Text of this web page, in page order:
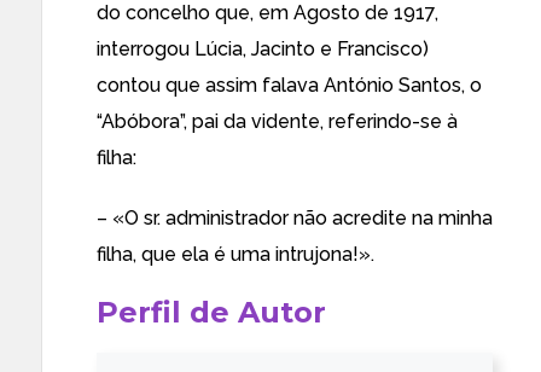
do concelho que, em Agosto de 1917,
interrogou Lúcia, Jacinto e Francisco)
contou que assim falava António Santos, o
“Abóbora”, pai da vidente, referindo-se à
filha:
– «O sr. administrador não acredite na minha
filha, que ela é uma intrujona!».
Perfil de Autor